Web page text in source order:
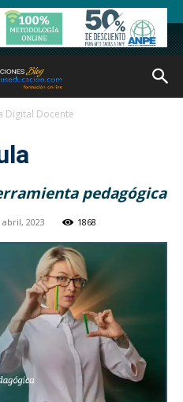
Digital Docente
pedagógica
abril, 2023 1868